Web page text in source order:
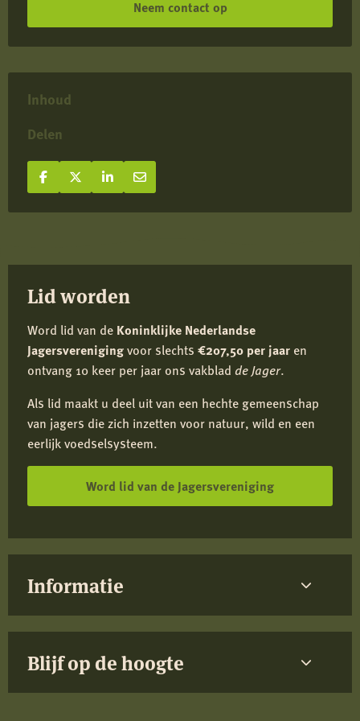
Neem contact op
Inhoud
Delen
Deel op Facebook
Deel
op
Deel op X
Deel
op
Deel op LinkedIn
Deel
op
Deel via e-mail
Deel
via
Informatie
Lid worden
Word lid van de Koninklijke Nederlandse
Jagersverenigingvoor slechts €207,50 per jaar en
ontvang 10 keer per jaar ons vakblad de Jager.
Als lid maakt u deel uit van een hechte gemeenschap
van jagers die zich inzetten voor natuur, wild en een
eerlijk voedselsysteem.
Word lid van de Jagersvereniging
Blijf op de hoogte